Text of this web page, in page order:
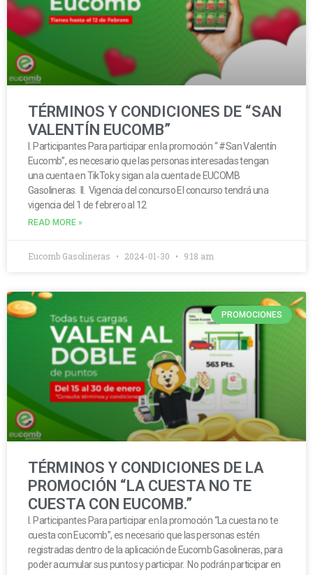
TÉRMINOS Y CONDICIONES DE “SAN
VALENTÍN EUCOMB”
I. Participantes Para participar en la promoción “ #San Valentín
Eucomb”, es necesario que las personas interesadas tengan
una cuenta en TikTok y sigan a la cuenta de EUCOMB
Gasolineras. II. Vigencia del concurso El concurso tendrá una
vigencia del 1 de febrero al 12
READ MORE »
Eucomb Gasolineras 2024-01-30 9:18 am
PROMOCIONES
TÉRMINOS Y CONDICIONES DE LA
PROMOCIÓN “LA CUESTA NO TE
CUESTA CON EUCOMB.”
I. Participantes Para participar en la promoción “La cuesta no te
cuesta con Eucomb”, es necesario que las personas estén
registradas dentro de la aplicación de Eucomb Gasolineras, para
poder acumular sus puntos y participar. No podrán participar en